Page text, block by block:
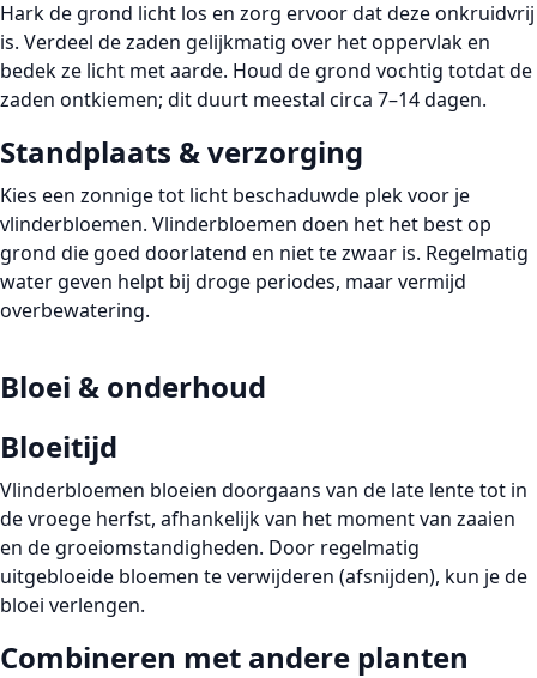
Hark de grond licht los en zorg ervoor dat deze onkruidvrij
is. Verdeel de zaden gelijkmatig over het oppervlak en
bedek ze licht met aarde. Houd de grond vochtig totdat de
zaden ontkiemen; dit duurt meestal circa 7–14 dagen.
Standplaats & verzorging
Kies een zonnige tot licht beschaduwde plekvoor je
vlinderbloemen. Vlinderbloemen doen het het best op
grond die goed doorlatend en niet te zwaar is. Regelmatig
water geven helpt bij droge periodes, maar vermijd
overbewatering.
Bloei & onderhoud
Bloeitijd
Vlinderbloemen bloeien doorgaans van de late lente tot in
de vroege herfst, afhankelijk van het moment van zaaien
en de groeiomstandigheden. Door regelmatig
uitgebloeide bloemen te verwijderen (afsnijden), kun je de
bloei verlengen.
Combineren met andere planten